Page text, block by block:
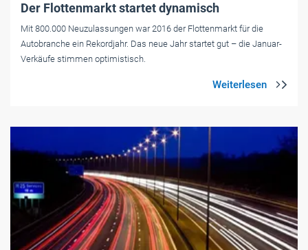
Der Flottenmarkt startet dynamisch
Mit 800.000 Neuzulassungen war 2016 der Flottenmarkt für die
Autobranche ein Rekordjahr. Das neue Jahr startet gut – die Januar-
Verkäufe stimmen optimistisch.